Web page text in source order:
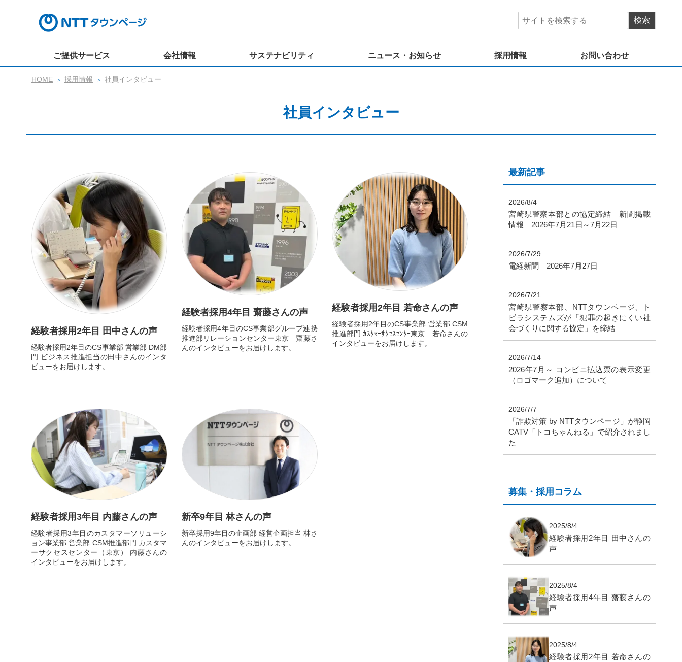
ご提供サービス 会社情報 サステナビリティ ニュース・お知らせ 採用情報 お問い合わせ
HOME 採用情報 社員インタビュー
社員インタビュー
経験者採用2年目 田中さんの声
経験者採用2年目のCS事業部 営業部 DM部
門 ビジネス推進担当の田中さんのインタ
ビューをお届けします。
経験者採用4年目 齋藤さんの声
経験者採用4年目のCS事業部グループ連携
推進部リレーションセンター東京 齋藤さ
んのインタビューをお届けします。
経験者採用2年目 若命さんの声
経験者採用2年目のCS事業部 営業部 CSM
推進部門 ｶｽﾀﾏｰｻｸｾｽｾﾝﾀｰ東京 若命さんの
インタビューをお届けします。
経験者採用3年目 内藤さんの声
経験者採用3年目のカスタマーソリューシ
ョン事業部 営業部 CSM推進部門 カスタマ
ーサクセスセンター（東京） 内藤さんの
インタビューをお届けします。
新卒9年目 林さんの声
新卒採用9年目の企画部 経営企画担当 林さ
んのインタビューをお届けします。
最新記事
2026/8/4
宮崎県警察本部との協定締結 新聞掲載
情報 2026年7月21日～7月22日
2026/7/29
電経新聞 2026年7月27日
2026/7/21
宮崎県警察本部、NTTタウンページ、ト
ビラシステムズが「犯罪の起きにくい社
会づくりに関する協定」を締結
2026/7/14
2026年7月～ コンビニ払込票の表示変更
（ロゴマーク追加）について
2026/7/7
「詐欺対策 by NTTタウンページ」が静岡
CATV「トコちゃんねる」で紹介されまし
た
募集・採用コラム
2025/8/4
経験者採用2年目 田中さんの
声
2025/8/4
経験者採用4年目 齋藤さんの
声
2025/8/4
経験者採用2年目 若命さんの